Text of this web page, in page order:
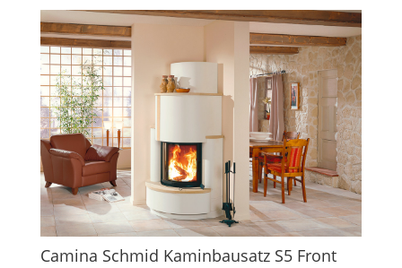
Camina Schmid Kaminbausatz S5 Front